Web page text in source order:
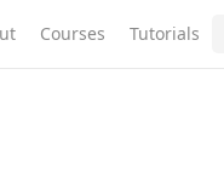
Courses Tutorials